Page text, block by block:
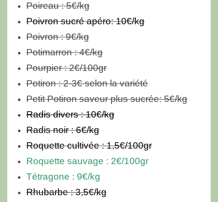
Poireau : 5€/kg
Poivron sucré apéro: 10€/kg
Poivron : 9€/kg
Potimarron : 4€/kg
Pourpier : 2€/100gr
Potiron : 2-3€ selon la variété
Petit Potiron saveur plus sucrée: 5€/kg
Radis divers : 10€/kg
Radis noir : 6€/kg
Roquette cultivée : 1,5€/100gr
Roquette sauvage : 2€/100gr
Tétragone : 9€/kg
Rhubarbe : 3,5€/kg